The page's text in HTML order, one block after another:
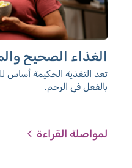
الغذاء الصحيح
تعد التغذية الحكيمة أساس
بالفعل في الرحم.
لمواصلة القراءة